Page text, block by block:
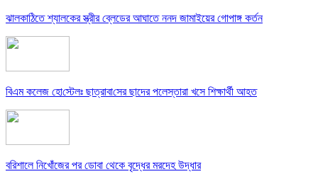
ঝালকাঠিতে শ্যালকের স্ত্রীর ব্লেডের আঘাতে ননদ জামাইয়ের গোপাঙ্গ কর্তন
বিএম কলে‌জ হো‌স্টেলঃ ছাত্রাবা‌সের ছাদের পলেস্তারা খসে শিক্ষার্থী আহত
বরিশালে নিখোঁজের পর ডোবা থেকে বৃদ্ধের মরদেহ উদ্ধার